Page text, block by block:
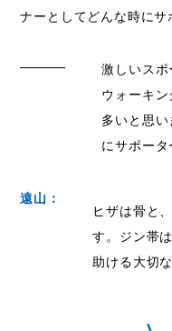
ナーとしてどんな時にサ
激しいス
ウォーキ
多いと思
にサポータ
遠山：
ヒザは骨と
す。ジン帯
助ける大切